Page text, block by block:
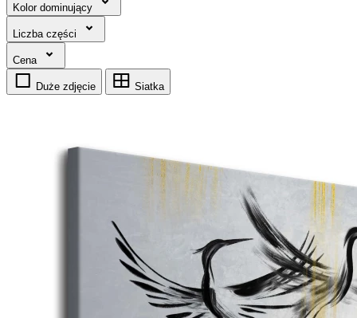
Kolor dominujący
Liczba części
Cena
Duże zdjęcie Siatka